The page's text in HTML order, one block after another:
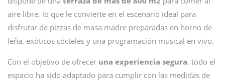
aire libre, lo que le convierte en el escenario ideal para
disfrutar de pizzas de masa madre preparadas en horno de
leña, exóticos cócteles y una programación musical en vivo.
Con el objetivo de ofrecer una experiencia segura, todo el
espacio ha sido adaptado para cumplir con las medidas de